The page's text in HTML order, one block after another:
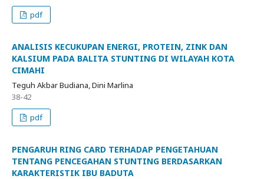
pdf
ANALISIS KECUKUPAN ENERGI, PROTEIN, ZINK DAN
KALSIUM PADA BALITA STUNTING DI WILAYAH KOTA
CIMAHI
Teguh Akbar Budiana, Dini Marlina
38-42
pdf
PENGARUH RING CARD TERHADAP PENGETAHUAN
TENTANG PENCEGAHAN STUNTING BERDASARKAN
KARAKTERISTIK IBU BADUTA